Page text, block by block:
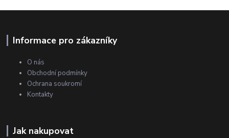
Informace pro zákazníky
O nás
Obchodní podmínky
Ochrana soukromí
Kontakty
Jak nakupovat